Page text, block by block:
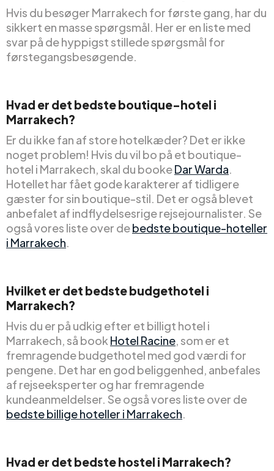
Hvis du besøger Marrakech for første gang, har du
sikkert en masse spørgsmål. Her er en liste med
svar på de hyppigst stillede spørgsmål for
førstegangsbesøgende.
Hvad er det bedste boutique-hotel i
Marrakech?
Er du ikke fan af store hotelkæder? Det er ikke
noget problem! Hvis du vil bo på et boutique-
hotel i Marrakech, skal du bookeDar Warda.
Hotellet har fået gode karakterer af tidligere
gæster for sin boutique-stil. Det er også blevet
anbefalet af indflydelsesrige rejsejournalister. Se
også vores liste over debedste boutique-hoteller
i Marrakech.
Hvilket er det bedste budgethotel i
Marrakech?
Hvis du er på udkig efter et billigt hotel i
Marrakech, så book Hotel Racine, som er et
fremragende budgethotel med god værdi for
pengene. Det har en god beliggenhed, anbefales
af rejseeksperter og har fremragende
kundeanmeldelser. Se også vores liste over de
bedste billige hoteller i Marrakech.
Hvad er det bedste hostel i Marrakech?